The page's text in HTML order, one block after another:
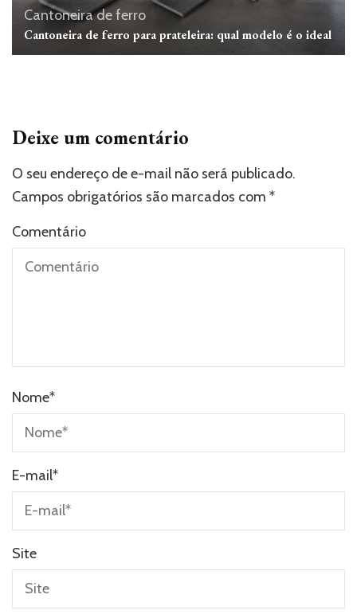
Cantoneira de ferro
Cantoneira de ferro para prateleira: qual modelo é o ideal
Deixe um comentário
O seu endereço de e-mail não será publicado.
Campos obrigatórios são marcados com *
Comentário
Nome*
E-mail*
Site